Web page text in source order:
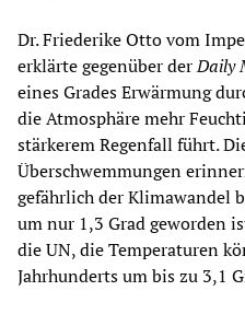
Dr. Friederike Otto vom
erklärte gegenüber derDaily
eines Grades Erwärmung
die Atmosphäre mehr
stärkerem Regenfall führt.
Überschwemmungen
gefährlich der Klimawandel
um nur 1,3 Grad geworden
die UN, die Temperaturen
Jahrhunderts um bis zu 3,1